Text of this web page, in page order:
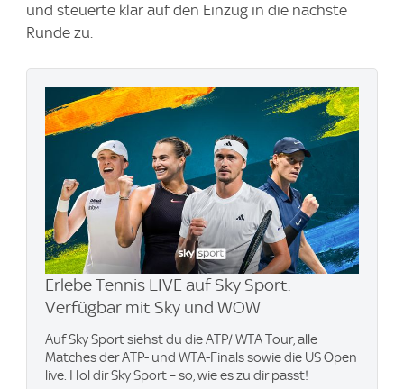
und steuerte klar auf den Einzug in die nächste
Runde zu.
Erlebe Tennis LIVE auf Sky Sport.
Verfügbar mit Sky und WOW
Auf Sky Sport siehst du die ATP/ WTA Tour, alle
Matches der ATP- und WTA-Finals sowie die US Open
live. Hol dir Sky Sport – so, wie es zu dir passt!